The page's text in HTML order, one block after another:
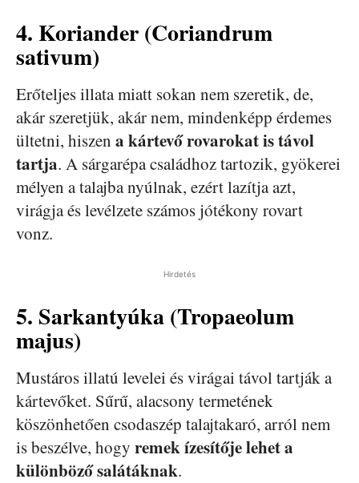
4. Koriander (Coriandrum
sativum)
Erőteljes illata miatt sokan nem szeretik, de,
akár szeretjük, akár nem, mindenképp érdemes
ültetni, hiszen a kártevő rovarokat is távol
tartja. A sárgarépa családhoz tartozik, gyökerei
mélyen a talajba nyúlnak, ezért lazítja azt,
virágja és levélzete számos jótékony rovart
vonz.
Hirdetés
5. Sarkantyúka (Tropaeolum
majus)
Mustáros illatú levelei és virágai távol tartják a
kártevőket. Sűrű, alacsony termetének
köszönhetően csodaszép talajtakaró, arról nem
is beszélve, hogy remek ízesítője lehet a
különböző salátáknak.